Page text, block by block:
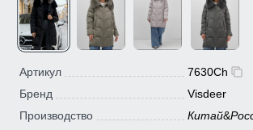
Артикул
7630Ch
Бренд
Visdeer
Производство
Китай&